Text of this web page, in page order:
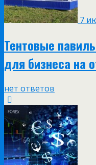
7
Тентовые
для бизнеса на
нет ответов